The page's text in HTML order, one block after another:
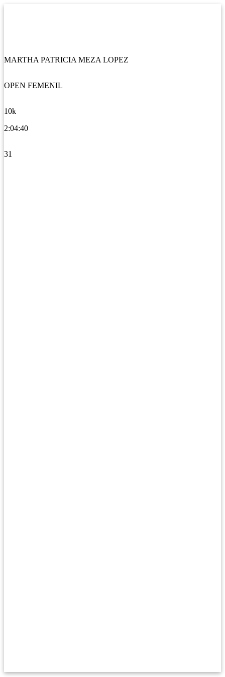
MARTHA PATRICIA MEZA LOPEZ
OPEN FEMENIL
10k
2:04:40
31